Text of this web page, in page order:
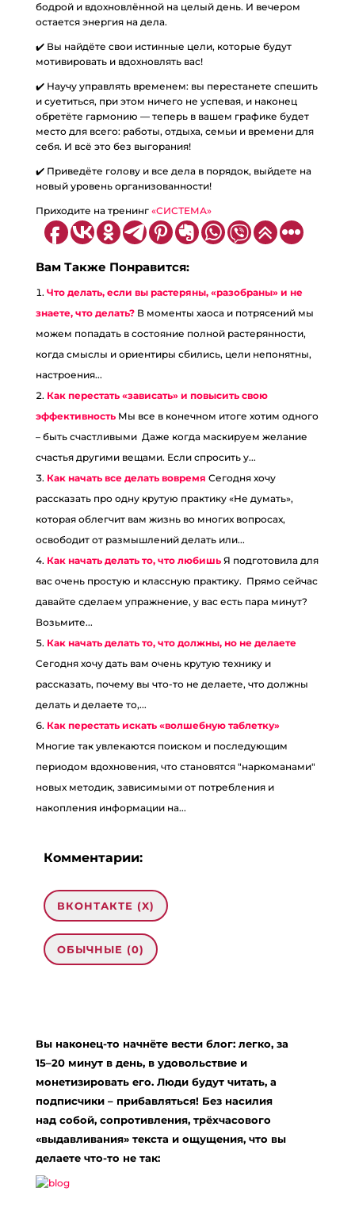
бодрой и вдохновлённой на целый день. И вечером
остается энергия на дела.
✔️ Вы найдёте свои истинные цели, которые будут
мотивировать и вдохновлять вас!
✔️ Научу управлять временем: вы перестанете спешить
и суетиться, при этом ничего не успевая, и наконец
обретёте гармонию — теперь в вашем графике будет
место для всего: работы, отдыха, семьи и времени для
себя. И всё это без выгорания!
✔️ Приведёте голову и все дела в порядок, выйдете на
новый уровень организованности!
Приходите на тренинг «СИСТЕМА»
Вам Также Понравится:
Что делать, если вы растеряны, «разобраны» и не
знаете, что делать? В моменты хаоса и потрясений мы
можем попадать в состояние полной растерянности,
когда смыслы и ориентиры сбились, цели непонятны,
настроения...
Как перестать «зависать» и повысить свою
эффективность Мы все в конечном итоге хотим одного
– быть счастливыми Даже когда маскируем желание
счастья другими вещами. Если спросить у...
Как начать все делать вовремя Сегодня хочу
рассказать про одну крутую практику «Не думать»,
которая облегчит вам жизнь во многих вопросах,
освободит от размышлений делать или...
Как начать делать то, что любишь Я подготовила для
вас очень простую и классную практику. Прямо сейчас
давайте сделаем упражнение, у вас есть пара минут?
Возьмите...
Как начать делать то, что должны, но не делаете
Сегодня хочу дать вам очень крутую технику и
рассказать, почему вы что-то не делаете, что должны
делать и делаете то,...
Как перестать искать «волшебную таблетку»
Многие так увлекаются поиском и последующим
периодом вдохновения, что становятся "наркоманами"
новых методик, зависимыми от потребления и
накопления информации на...
Комментарии:
ВКОНТАКТЕ (X)
ОБЫЧНЫЕ (0)
Обязательные поля помечены*
Вы наконец-то начнёте вести блог: легко, за
15–20 минут в день, в удовольствие и
монетизировать его. Люди будут читать, а
подписчики – прибавляться! Без насилия
над собой, сопротивления, трёхчасового
«выдавливания» текста и ощущения, что вы
делаете что-то не так: